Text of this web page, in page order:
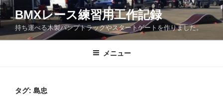
コ
ン
ン
BMXレース練習用工作記録
持ち運べる木製パンプトラックやスタートゲートを作りました。
メニュー
タグ: 島忠